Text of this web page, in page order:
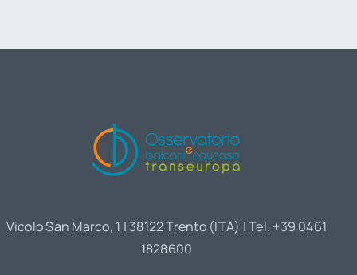
Vicolo San Marco, 1 | 38122 Trento (ITA) | Tel. +39 0461
1828600